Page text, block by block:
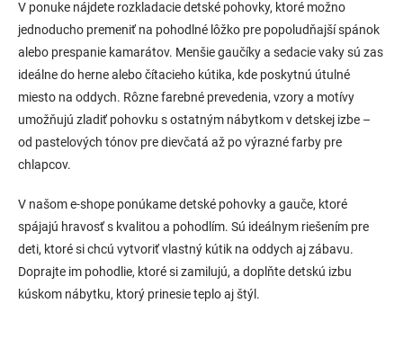
V ponuke nájdete rozkladacie detské pohovky, ktoré možno
jednoducho premeniť na pohodlné lôžko pre popoludňajší spánok
alebo prespanie kamarátov. Menšie gaučíky a sedacie vaky sú zas
ideálne do herne alebo čítacieho kútika, kde poskytnú útulné
miesto na oddych. Rôzne farebné prevedenia, vzory a motívy
umožňujú zladiť pohovku s ostatným nábytkom v detskej izbe –
od pastelových tónov pre dievčatá až po výrazné farby pre
chlapcov.
V našom e-shope ponúkame detské pohovky a gauče, ktoré
spájajú hravosť s kvalitou a pohodlím. Sú ideálnym riešením pre
deti, ktoré si chcú vytvoriť vlastný kútik na oddych aj zábavu.
Doprajte im pohodlie, ktoré si zamilujú, a doplňte detskú izbu
kúskom nábytku, ktorý prinesie teplo aj štýl.